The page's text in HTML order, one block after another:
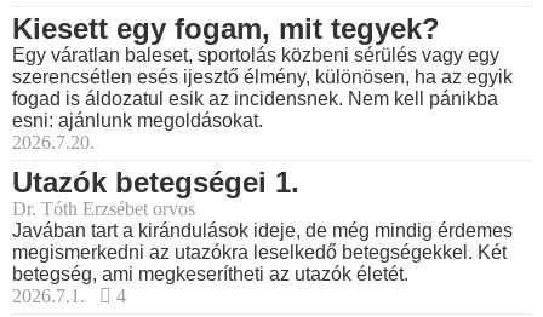
Kiesett egy fogam, mit tegyek?
Egy váratlan baleset, sportolás közbeni sérülés vagy egy
szerencsétlen esés ijesztő élmény, különösen, ha az egyik
fogad is áldozatul esik az incidensnek. Nem kell pánikba
esni: ajánlunk megoldásokat.
2026.7.20.
Utazók betegségei 1.
Dr. Tóth Erzsébet orvos
Javában tart a kirándulások ideje, de még mindig érdemes
megismerkedni az utazókra leselkedő betegségekkel. Két
betegség, ami megkeserítheti az utazók életét.
2026.7.1.
4